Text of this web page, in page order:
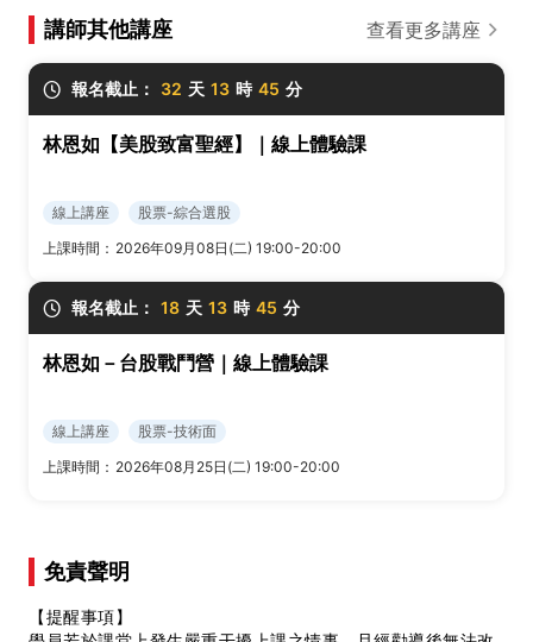
講師其他講座 查看更多講座
報名截止： 32 天 13 時 45 分
林恩如【美股致富聖經】｜線上體驗課
線上講座
股票-綜合選股
上課時間： 2026年09月08日(二) 19:00-20:00
報名截止： 18 天 13 時 45 分
林恩如－台股戰鬥營｜線上體驗課
線上講座
股票-技術面
上課時間： 2026年08月25日(二) 19:00-20:00
免責聲明
【提醒事項】